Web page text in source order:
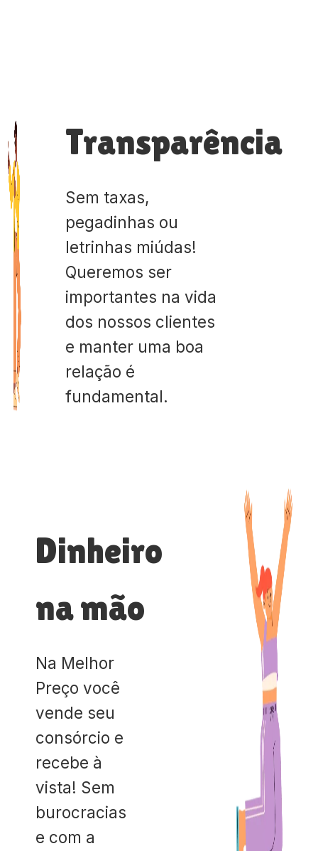
Transparência
Sem taxas,
pegadinhas ou
letrinhas miúdas!
Queremos ser
importantes na vida
dos nossos clientes
e manter uma boa
relação é
fundamental.
Dinheiro
na mão
Na Melhor
Preço você
vende seu
consórcio e
recebe à
vista! Sem
burocracias
e com a